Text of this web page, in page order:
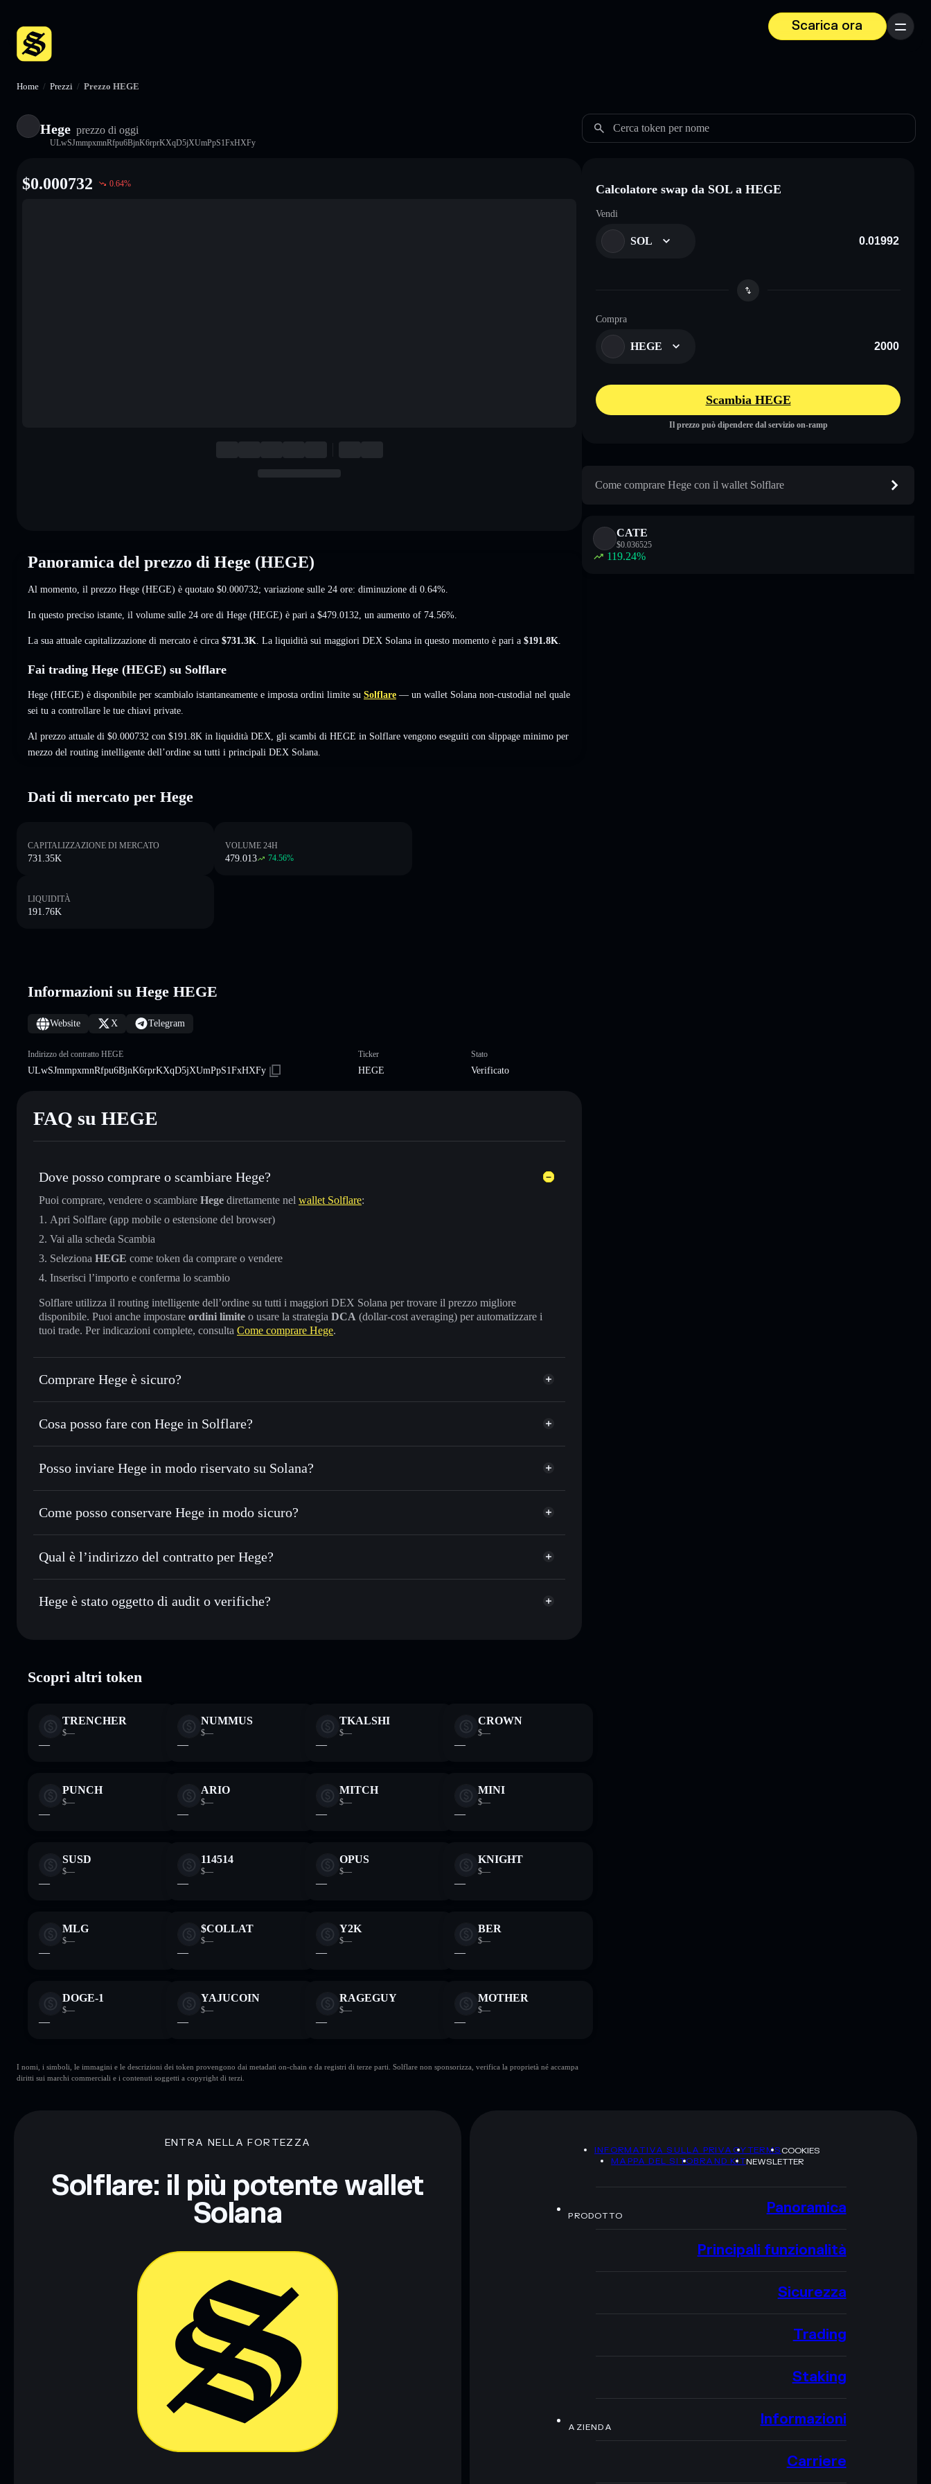
Scarica ora
Menu
Home / Prezzi / Prezzo HEGE
Hege prezzo di oggi
ULwSJmmpxmnRfpu6BjnK6rprKXqD5jXUmPpS1FxHXFy
Cerca token per nome
$0.000732 0.64%
Panoramica del prezzo di Hege (HEGE)
Al momento, il prezzo Hege (HEGE) è quotato $0.000732; variazione sulle 24 ore: diminuzione di 0.64%
In questo preciso istante, il volume sulle 24 ore di Hege (HEGE) è pari a $479.0132 un aumento of 74.56%
La sua attuale capitalizzazione di mercato è circa $731.3K . La liquidità sui maggiori DEX Solana in questo momento è pari a $191.8K
Fai trading Hege (HEGE) su Solflare
Hege (HEGE) è disponibile per scambialo istantaneamente e imposta ordini limite su Solflare — un wallet Solana non-custodial nel quale
sei tu a controllare le tue chiavi private.
Al prezzo attuale di $0.000732 con $191.8K in liquidità DEX, gli scambi di HEGE in Solflare vengono eseguiti con slippage minimo per
mezzo del routing intelligente dell’ordine su tutti i principali DEX Solana.
Dati di mercato per Hege
CAPITALIZZAZIONE DI MERCATO
731.35K
VOLUME 24H
479.013 74.56%
LIQUIDITÀ
191.76K
Informazioni su Hege HEGE
Website X Telegram
Indirizzo del contratto HEGE
ULwSJmmpxmnRfpu6BjnK6rprKXqD5jXUmPpS1FxHXFy
Ticker
HEGE
Stato
Verificato
FAQ su HEGE
Dove posso comprare o scambiare Hege?
Puoi comprare, vendere o scambiare Hege direttamente nel wallet Solflare:
Apri Solflare (app mobile o estensione del browser)
Vai alla scheda Scambia
Seleziona HEGE come token da comprare o vendere
Inserisci l’importo e conferma lo scambio
Solflare utilizza il routing intelligente dell’ordine su tutti i maggiori DEX Solana per trovare il prezzo migliore
disponibile. Puoi anche impostare ordini limite o usare la strategia DCA (dollar-cost averaging) per automatizzare i
tuoi trade. Per indicazioni complete, consulta Come comprare Hege.
Comprare Hege è sicuro?
Hege token verificato
Cosa posso fare con Hege in Solflare?
Hege
wallet Solflare
Scambiare istantaneamente— scambia HEGE in SOL, USDC o in migliaia di altri token Solana al prezzo
Usare il DCA— applica la strategia dollar-cost average su HEGE nel tempo
Inviare in modo riservato— trasferisci HEGE senza collegare pubblicamente i wallet usando l’Aggregatore di
privacy incorporato di Solflare
esclusivo controllo delle tue chiavi private
Posso inviare Hege in modo riservato su Solana?
wallet Solflare Aggregatore di privacy Hege
Come posso conservare Hege in modo sicuro?
Hege wallet non-custodial Solflare
Qual è l’indirizzo del contratto per Hege?
Hege
ULwSJmmpxmnRfpu6BjnK6rprKXqD5jXUmPpS1FxHXFy
Hege è stato oggetto di audit o verifiche?
Scopri altri token
TRENCHER
$—
—
NUMMUS
$—
—
TKALSHI
$—
—
CROWN
$—
—
PUNCH
$—
—
ARIO
$—
—
MITCH
$—
—
MINI
$—
—
SUSD
$—
—
114514
$—
—
OPUS
$—
—
KNIGHT
$—
—
MLG
$—
—
$COLLAT
$—
—
Y2K
$—
—
BER
$—
—
DOGE-1
$—
—
YAJUCOIN
$—
—
RAGEGUY
$—
—
MOTHER
$—
—
I nomi, i simboli, le immagini e le descrizioni dei token provengono dai metadati on-chain e da registri di terze parti. Solflare non sponsorizza, verifica la proprietà né accampa
diritti sui marchi commerciali e i contenuti soggetti a copyright di terzi.
Calcolatore swap da SOL a HEGE
Vendi
SOL
Compra
HEGE
Scambia HEGE
Il prezzo può dipendere dal servizio on-ramp
Come comprare Hege con il wallet Solflare
CATE
$0.036525
119.24%
ENTRA NELLA FORTEZZA
Solflare: il più potente wallet
Solana
INFORMATIVA SULLA PRIVACYTERMSCOOKIES
MAPPA DEL SITOBRAND KITNEWSLETTER
PRODOTTO Panoramica
Principali funzionalità
Sicurezza
Trading
Staking
AZIENDA Informazioni
Carriere